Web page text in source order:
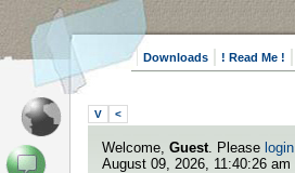
Downloads ! Read Me !
V <
Welcome, Guest. Please login
August 09, 2026, 11:40:26 am